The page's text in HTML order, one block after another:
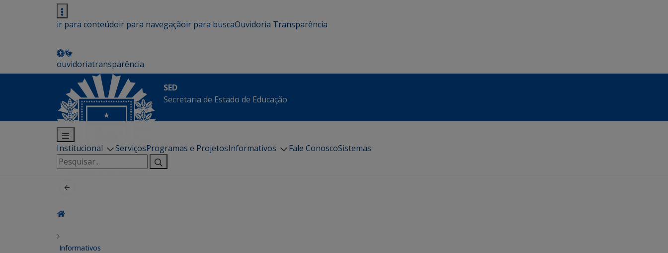
ir para conteúdoir para navegaçãoir para buscaOuvidoria Transparência
ouvidoriatransparência
SED
Secretaria de Estado de Educação
Institucional ServiçosProgramas e ProjetosInformativos Fale ConoscoSistemas
Pesquisar
por:
Informativos